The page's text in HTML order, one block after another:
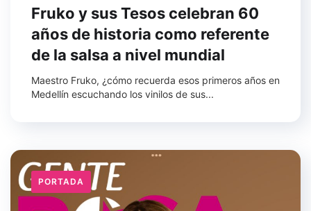
Fruko y sus Tesos celebran 60
años de historia como referente
de la salsa a nivel mundial
Maestro Fruko, ¿cómo recuerda esos primeros años en
Medellín escuchando los vinilos de sus...
PORTADA